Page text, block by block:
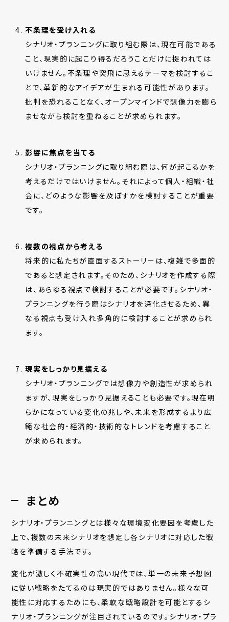
不条理を受け入れる
シナリオ・プランニングに取り組む際は、現在可能である
こと、現実的に起こり得るだろうことだけに捉われては
いけません。不条理や突飛に思えるテーマを検討するこ
とで、革新的なアイデアが生まれる可能性があります。
批判を恐れることなく、オープンマインドで想像力を膨ら
ませながら検討を重ねることが求められます。
影響に焦点を当てる
シナリオ・プランニングに取り組む際は、何が起こるかを
考えるだけではいけません。それによって個人・組織・社
会に、どのような影響を及ぼすかを検討することが重要
です。
複数の視点から考える
将来的に私たちが直面するストーリーは、複雑で多面的
であると想定されます。そのため、シナリオを作成する際
は、あらゆる視点で検討することが必要です。シナリオ・
プランニングを行う際はシナリオを深化させるため、異
なる視点も受け入れ多角的に検討することが求められ
ます。
現実をしっかり見据える
シナリオ・プランニングでは想像力や創造性が求められ
ますが、現実をしっかり見据えることも必要です。現在明
らかになっている変化の兆しや、未来を形成するより広
範な社会的・経済的・技術的なトレンドを考慮すること
が求められます。
まとめ
シナリオ・プランニングとは様々な環境変化要因を考慮した
上で、複数の未来シナリオを想定し各シナリオに対応した戦
略を準備する手法です。
変化が激しく不確実性の高い現代では、単一の未来予想図
に従い戦略をたてるのは現実的ではありません。様々な可
能性に対応するためにも、柔軟な戦略設計を可能とするシ
ナリオ・プランニングが注目されているのです。シナリオ・プラ